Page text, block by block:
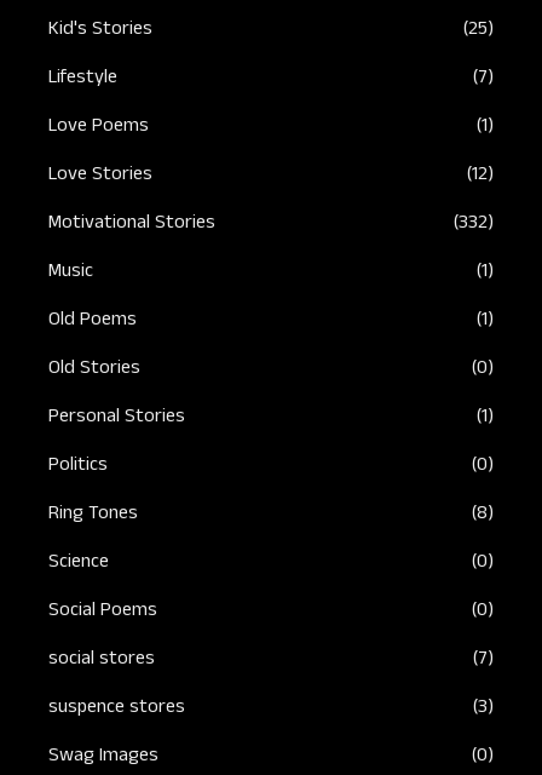
Kid's Stories
(25)
Lifestyle
(7)
Love Poems
(1)
Love Stories
(12)
Motivational Stories
(332)
Music
(1)
Old Poems
(1)
Old Stories
(0)
Personal Stories
(1)
Politics
(0)
Ring Tones
(8)
Science
(0)
Social Poems
(0)
social stores
(7)
suspence stores
(3)
Swag Images
(0)